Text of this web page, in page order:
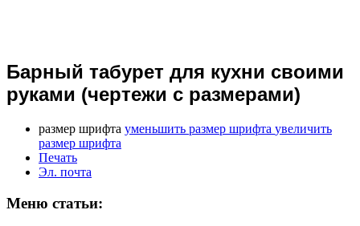
Барный табурет для кухни своими
руками (чертежи с размерами)
размер шрифта уменьшить размер шрифта увеличить
размер шрифта
Печать
Эл. почта
Меню статьи: